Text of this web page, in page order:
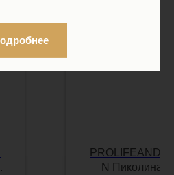
N Пиколинат